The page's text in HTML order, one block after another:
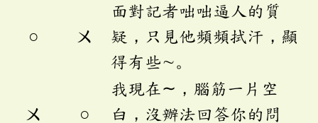
○ ㄨ
面對記者咄咄逼人的質
疑，只見他頻頻拭汗，顯
得有些∼。
ㄨ ○
我現在∼，腦筋一片空
白，沒辦法回答你的問